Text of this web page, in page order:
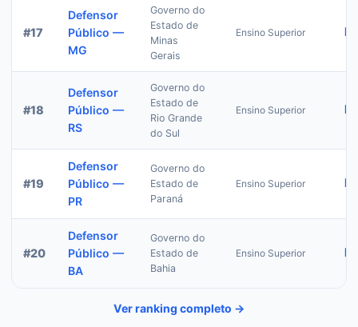
#17
Defensor
Público —
MG
Governo do
Estado de
Minas
Gerais
Ensino Superior
#18
Defensor
Público —
RS
Governo do
Estado de
Rio Grande
do Sul
Ensino Superior
#19
Defensor
Público —
PR
Governo do
Estado de
Paraná
Ensino Superior
#20
Defensor
Público —
BA
Governo do
Estado de
Bahia
Ensino Superior
Ver ranking completo →